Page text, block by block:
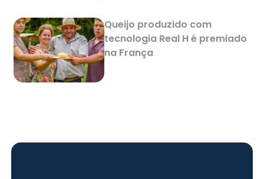
Queijo produzido com
tecnologia Real H é premiado
na França